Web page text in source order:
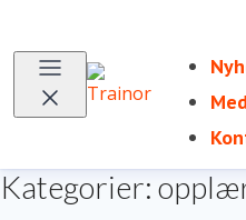
Kategorier: